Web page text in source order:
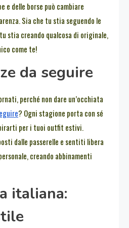
e delle borse può cambiare
Sia che tu stia seguendo le
stia creando qualcosa di originale,
come te!
da seguire
perché non dare un’occhiata
? Ogni stagione porta con sé
per i tuoi outfit estivi.
dalle passerelle e sentiti libera
creando abbinamenti
italiana: